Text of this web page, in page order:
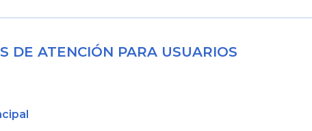
DE ATENCIÓN PARA USUARIOS